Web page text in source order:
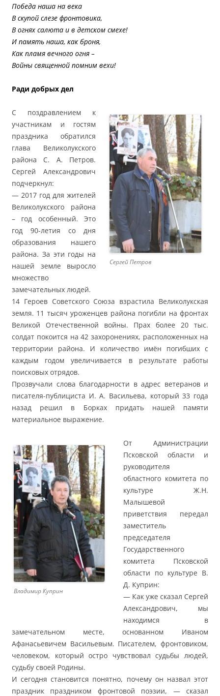
Победа наша на века
В скупой слезе фронтовика,
В огнях салюта и в детском смехе!
И память наша, как броня,
Как пламя вечного огня –
Войны священной помним вехи!
Ради добрых дел
Сергей Петров
С поздравлением к
участникам и гостям
праздника обратился
глава Великолукского
района С. А. Петров.
Сергей Александрович
подчеркнул:
— 2017 год для жителей
Великолукского района
– год особенный. Это
год 90-летия со дня
образования нашего
района. За эти годы на
нашей земле выросло
множество
замечательных людей.
14 Героев Советского Союза взрастила Великолукская
земля. 11 тысяч уроженцев района погибли на фронтах
Великой Отечественной войны. Прах более 20 тыс.
солдат покоится на 42 захоронениях, расположенных на
территории района. И количество имён погибших с
каждым годом увеличивается в результате работы
поисковых отрядов.
Прозвучали слова благодарности в адрес ветеранов и
писателя-публициста И. А. Васильева, который 33 года
назад решил в Борках придать нашей памяти
материальное выражение.
Владимир Куприн
От Администрации
Псковской области и
руководителя
областного комитета по
культуре Ж.Н.
Малышевой
приветствия передал
заместитель
председателя
Государственного
комитета Псковской
области по культуре В.
Д. Куприн:
— Как уже сказал Сергей
Александрович, мы
находимся в
замечательном месте, основанном Иваном
Афанасьевичем Васильевым. Писателем, фронтовиком,
человеком, который остро чувствовал судьбы людей,
судьбу своей Родины.
И сегодня становится понятно, почему он назвал этот
праздник праздником фронтовой поэзии, — сказал